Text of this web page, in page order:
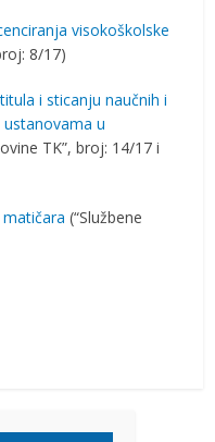
visokoškolske
8/17)
i sticanju naučnih i
u
TK”, broj: 14/17 i
(“Službene